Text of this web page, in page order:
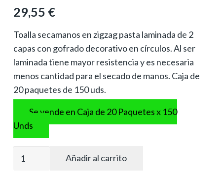
29,55 €
Toalla secamanos en zigzag pasta laminada de 2
capas con gofrado decorativo en círculos. Al ser
laminada tiene mayor resistencia y es necesaria
menos cantidad para el secado de manos. Caja de
20 paquetes de 150 uds.
Se vende en Caja de 20 Paquetes x 150
Unds
Añadir al carrito